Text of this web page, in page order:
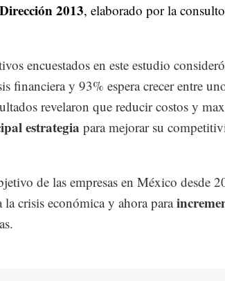
2013, elaborado por la
encuestados en este estudio
financiera y 93% espera crecer entre
revelaron que reducir costos y
estrategia para mejorar su
de las empresas en México desde
crisis económica y ahora para